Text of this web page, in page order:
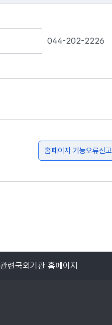
044-202-2226
홈페이지 기능오류신고
관련국외기관 홈페이지
목록